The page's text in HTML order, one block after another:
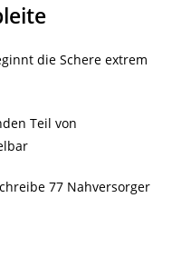
die Schere extrem
Teil von
77 Nahversorger